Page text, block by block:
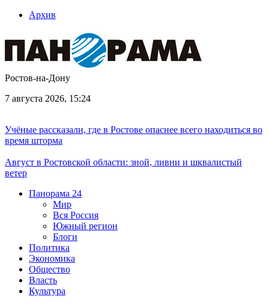
Архив
Ростов-на-Дону
7 августа 2026, 15:24
Учёные рассказали, где в Ростове опаснее всего находиться во
время шторма
Август в Ростовской области: зной, ливни и шквалистый
ветер
Панорама 24
Мир
Вся Россия
Южный регион
Блоги
Политика
Экономика
Общество
Власть
Культура